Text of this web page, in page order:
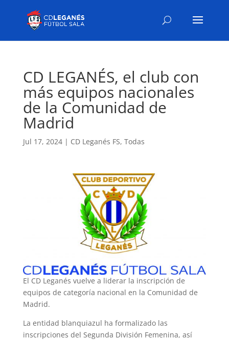
CD LEGANÉS, el club con
más equipos nacionales
de la Comunidad de
Madrid
Jul 17, 2024| CD Leganés FS, Todas
El CD Leganés vuelve a liderar la inscripción de
equipos de categoría nacional en la Comunidad de
Madrid.
La entidad blanquiazul ha formalizado las
inscripciones del Segunda División Femenina, así